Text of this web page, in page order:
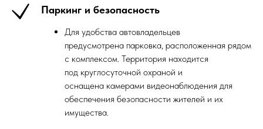
Паркинг и безопасность
Для удобства автовладельцев
предусмотрена парковка, расположенная рядом
с комплексом. Территория находится
под круглосуточной охраной и
оснащена камерами видеонаблюдения для
обеспечения безопасности жителей и их
имущества.